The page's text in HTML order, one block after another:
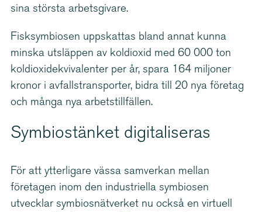
sina största arbetsgivare.
Fisksymbiosen uppskattas bland annat kunna
minska utsläppen av koldioxid med 60 000 ton
koldi­ox­i­de­kvi­va­lenter per år, spara 164 miljoner
kronor i avfall­s­trans­porter, bidra till 20 nya företag
och många nya arbets­till­fällen.
Symbiostänket digitaliseras
För att ytterligare vässa samverkan mellan
företagen inom den industriella symbiosen
utvecklar symbi­os­nät­verket nu också en virtuell